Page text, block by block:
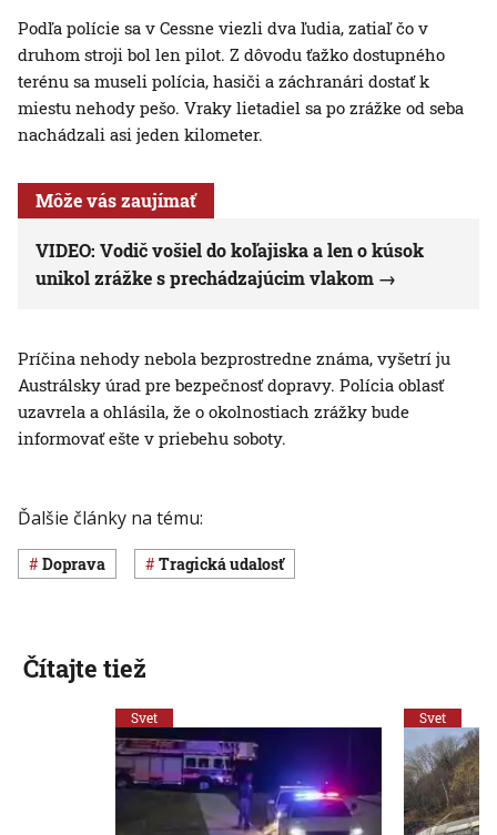
Podľa polície sa v Cessne viezli dva ľudia, zatiaľ čo v
druhom stroji bol len pilot. Z dôvodu ťažko dostupného
terénu sa museli polícia, hasiči a záchranári dostať k
miestu nehody pešo. Vraky lietadiel sa po zrážke od seba
nachádzali asi jeden kilometer.
Môže vás zaujímať
VIDEO: Vodič vošiel do koľajiska a len o kúsok
unikol zrážke s prechádzajúcim vlakom
Príčina nehody nebola bezprostredne známa, vyšetrí ju
Austrálsky úrad pre bezpečnosť dopravy. Polícia oblasť
uzavrela a ohlásila, že o okolnostiach zrážky bude
informovať ešte v priebehu soboty.
Ďalšie články na tému:
Doprava Tragická udalosť
Čítajte tiež
Svet Svet